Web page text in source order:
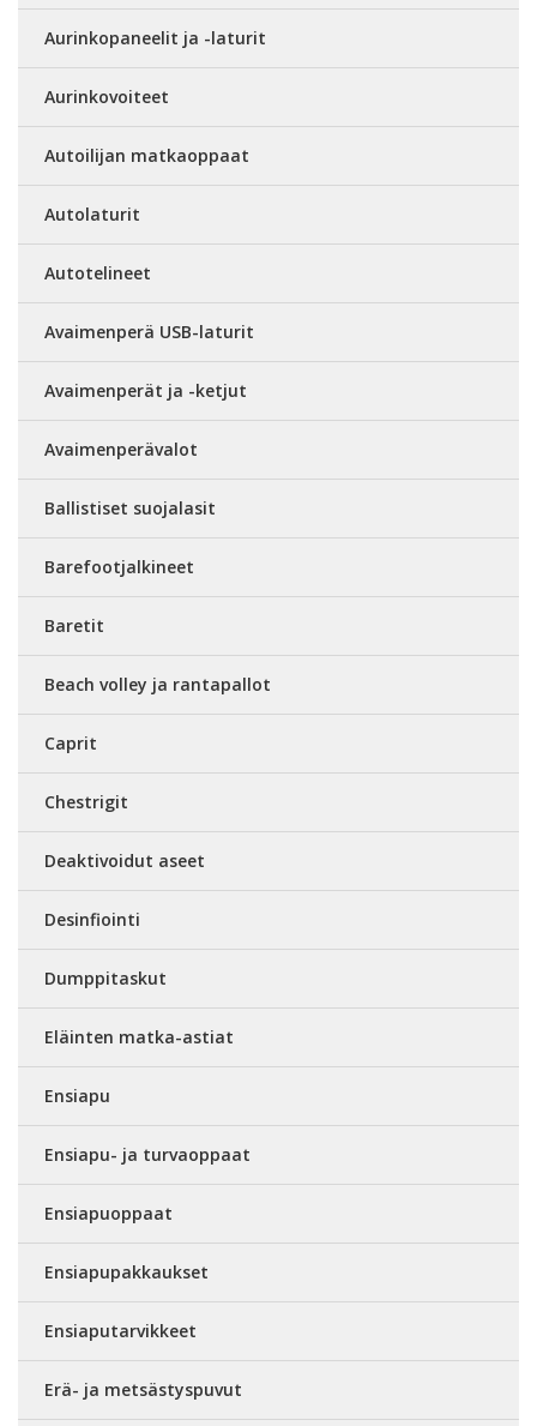
Aurinkopaneelit ja -laturit
Aurinkovoiteet
Autoilijan matkaoppaat
Autolaturit
Autotelineet
Avaimenperä USB-laturit
Avaimenperät ja -ketjut
Avaimenperävalot
Ballistiset suojalasit
Barefootjalkineet
Baretit
Beach volley ja rantapallot
Caprit
Chestrigit
Deaktivoidut aseet
Desinfiointi
Dumppitaskut
Eläinten matka-astiat
Ensiapu
Ensiapu- ja turvaoppaat
Ensiapuoppaat
Ensiapupakkaukset
Ensiaputarvikkeet
Erä- ja metsästyspuvut